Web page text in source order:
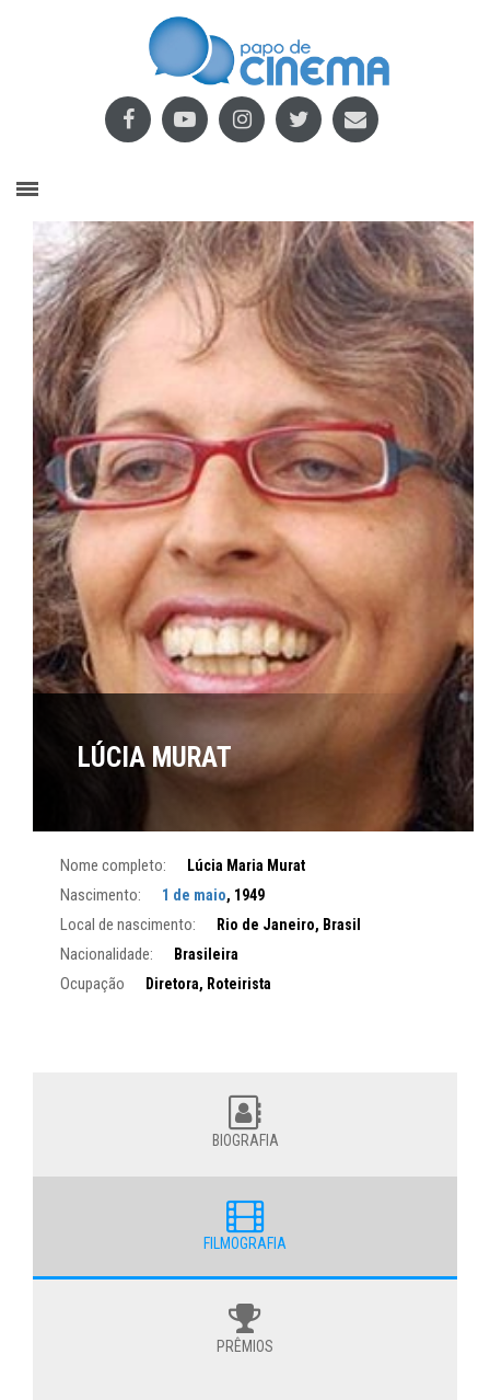
LÚCIA MURAT
Nome completo: Lúcia Maria Murat
Nascimento: 1 de maio, 1949
Local de nascimento: Rio de Janeiro, Brasil
Nacionalidade: Brasileira
Ocupação Diretora, Roteirista
BIOGRAFIA
FILMOGRAFIA
PRÊMIOS